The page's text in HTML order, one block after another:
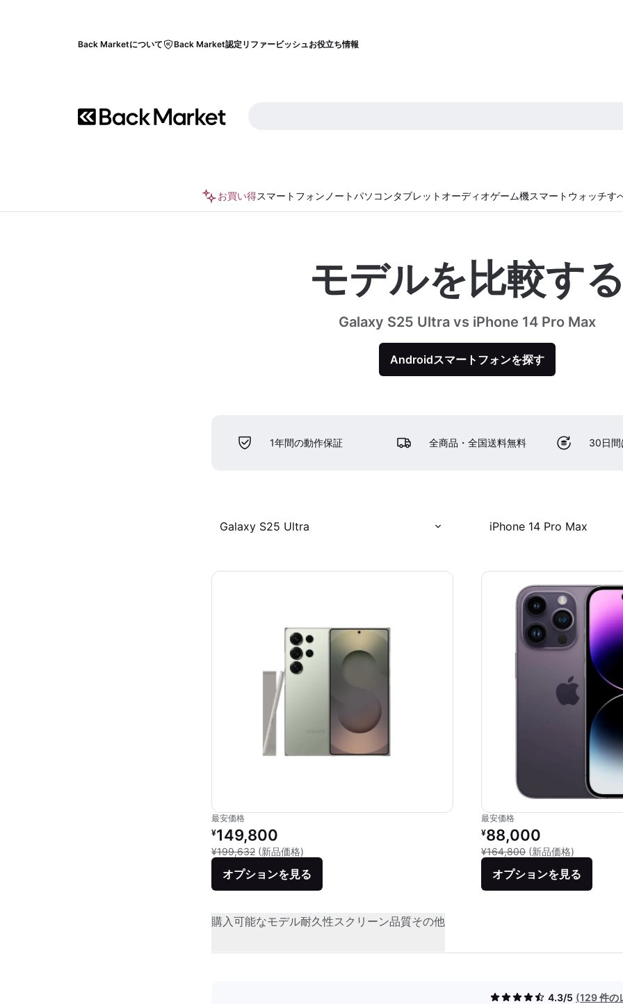
Back Marketについて Back Market認定リファービッシュお役立ち情報
お買い得スマートフォン ノートパソコンタブレット オーディオゲーム機スマートウォッチす
モデルを比較する
Galaxy S25 Ultra vs iPhone 14 Pro Max
Androidスマートフォンを探す
1年間の動作保証 全商品・全国送料無料 30日間
Galaxy S25 Ultra iPhone 14 Pro Max
最安価格
リファービッシュ品の価格：
¥149,800
¥199,632 (新品価格)
オプションを見る
最安価格
リファービッシュ品の価格：
¥88,000
¥164,800 (新品価格)
オプションを見る
購入可能なモデル耐久性スクリーン品質その他
4.3/5 (129 件の